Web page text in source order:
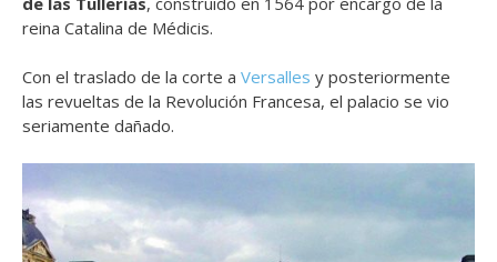
reina Catalina de Médicis.
Con el traslado de la corte a Versalles y posteriormente
las revueltas de la Revolución Francesa, el palacio se vio
seriamente dañado.